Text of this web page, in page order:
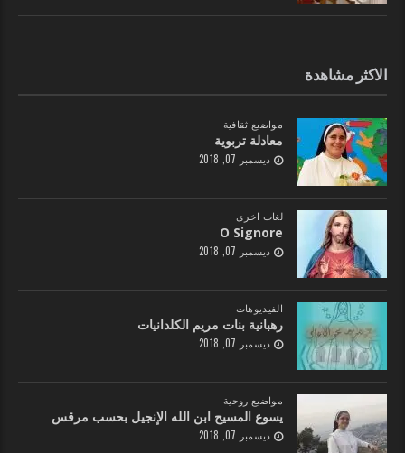
الاكثر مشاهدة
مواضيع ثقافية
معادلة تربوية
ديسمبر 07, 2018
لغات اخرى
O Signore
ديسمبر 07, 2018
الفيديوهات
رهبانية بنات مريم الكلدانيات
ديسمبر 07, 2018
مواضيع روحية
يسوع المسيح ابن الله الإنجيل بحسب مرقس
ديسمبر 07, 2018